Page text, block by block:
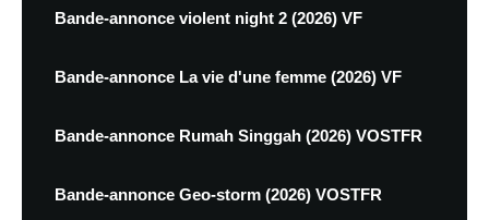
Bande-annonce violent night 2 (2026) VF
Bande-annonce La vie d'une femme (2026) VF
Bande-annonce Rumah Singgah (2026) VOSTFR
Bande-annonce Geo-storm (2026) VOSTFR